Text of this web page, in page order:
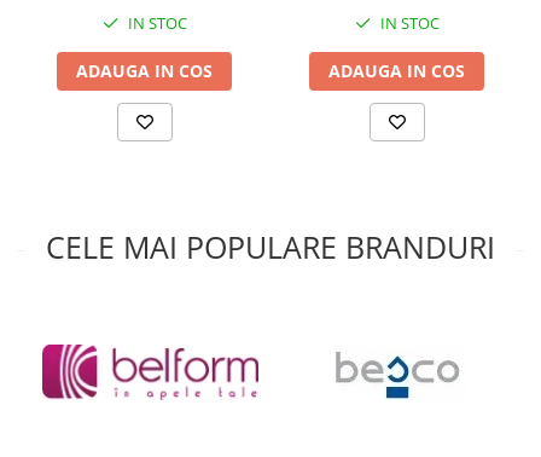
IN STOC
ADAUGA IN COS
IN STOC
ADAUGA IN COS
CELE MAI POPULARE BRANDURI